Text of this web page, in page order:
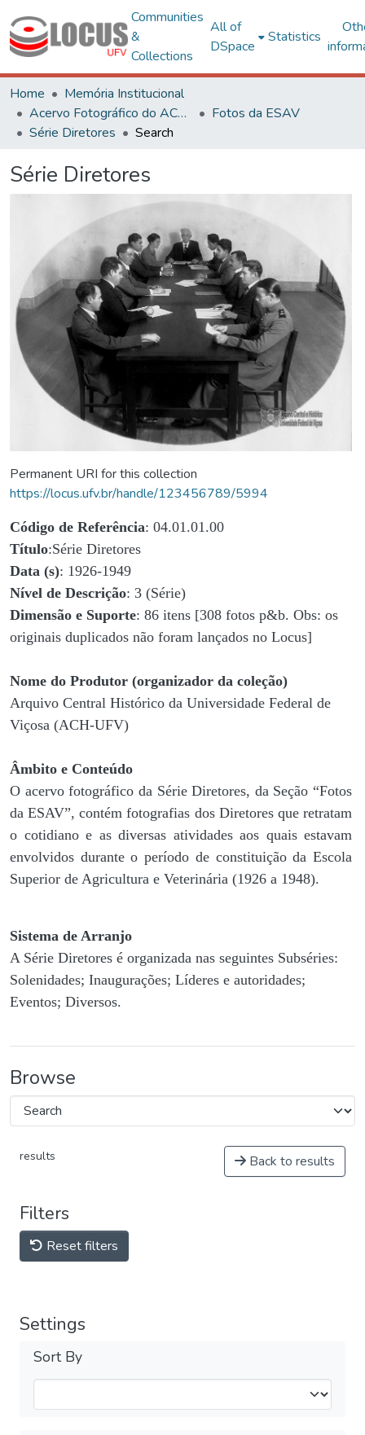
Communities
&
Collections
All of
DSpace
Statistics
Home
Memória Institucional
Acervo Fotográfico do ACH-UFV
Fotos da ESAV
Série Diretores
Search
Série Diretores
Permanent URI for this collection
https://locus.ufv.br/handle/123456789/5994
Código de Referência: 04.01.01.00
Título:Série Diretores
Data (s): 1926-1949
Nível de Descrição: 3 (Série)
Dimensão e Suporte: 86 itens [308 fotos p&b. Obs: os
originais duplicados não foram lançados no Locus]
Nome do Produtor (organizador da coleção)
Arquivo Central Histórico da Universidade Federal de
Viçosa (ACH-UFV)
Âmbito e Conteúdo
O acervo fotográfico da Série Diretores, da Seção “Fotos
da ESAV”, contém fotografias dos Diretores que retratam
o cotidiano e as diversas atividades aos quais estavam
envolvidos durante o período de constituição da Escola
Superior de Agricultura e Veterinária (1926 a 1948).
Sistema de Arranjo
A Série Diretores é organizada nas seguintes Subséries:
Solenidades; Inaugurações; Líderes e autoridades;
Eventos; Diversos.
Browse
results Back to results
Filters
Reset filters
Settings
Sort By